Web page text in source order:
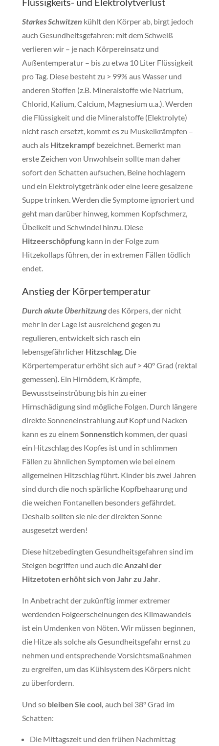
Starkes Schwitzen kühlt den Körper ab, birgt jedoch
auch Gesundheitsgefahren: mit dem Schweiß
verlieren wir – je nach Körpereinsatz und
Außentemperatur – bis zu etwa 10 Liter Flüssigkeit
pro Tag. Diese besteht zu > 99% aus Wasser und
anderen Stoffen (z.B. Mineralstoffe wie Natrium,
Chlorid, Kalium, Calcium, Magnesium u.a.). Werden
die Flüssigkeit und die Mineralstoffe (Elektrolyte)
nicht rasch ersetzt, kommt es zu Muskelkrämpfen –
auch als Hitzekrampf bezeichnet. Bemerkt man
erste Zeichen von Unwohlsein sollte man daher
sofort den Schatten aufsuchen, Beine hochlagern
und ein Elektrolytgetränk oder eine leere gesalzene
Suppe trinken. Werden die Symptome ignoriert und
geht man darüber hinweg, kommen Kopfschmerz,
Übelkeit und Schwindel hinzu. Diese
Hitzeerschöpfung kann in der Folge zum
Hitzekollaps führen, der in extremen Fällen tödlich
endet.
Anstieg der Körpertemperatur
Durch akute Überhitzungdes Körpers, der nicht
mehr in der Lage ist ausreichend gegen zu
regulieren, entwickelt sich rasch ein
lebensgefährlicher Hitzschlag. Die
Körpertemperatur erhöht sich auf > 40° Grad (rektal
gemessen). Ein Hirnödem, Krämpfe,
Bewusstseinstrübung bis hin zu einer
Hirnschädigung sind mögliche Folgen. Durch längere
direkte Sonneneinstrahlung auf Kopf und Nacken
kann es zu einemSonnenstichkommen, der quasi
ein Hitzschlag des Kopfes ist und in schlimmen
Fällen zu ähnlichen Symptomen wie bei einem
allgemeinen Hitzschlag führt. Kinder bis zwei Jahren
sind durch die noch spärliche Kopfbehaarung und
die weichen Fontanellen besonders gefährdet.
Deshalb sollten sie nie der direkten Sonne
ausgesetzt werden!
Diese hitzebedingten Gesundheitsgefahren sind im
Steigen begriffen und auch dieAnzahl der
Hitzetoten erhöht sich von Jahr zu Jahr.
In Anbetracht der zukünftig immer extremer
werdenden Folgeerscheinungen des Klimawandels
ist ein Umdenken von Nöten. Wir müssen beginnen,
die Hitze als solche als Gesundheitsgefahr ernst zu
nehmen und entsprechende Vorsichtsmaßnahmen
zu ergreifen, um das Kühlsystem des Körpers nicht
zu überfordern.
Und so bleiben Sie cool, auch bei 38° Grad im
Schatten:
Die Mittagszeit und den frühen Nachmittag